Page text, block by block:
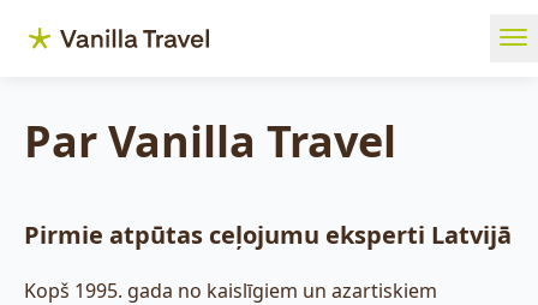
Par Vanilla Travel
Pirmie atpūtas ceļojumu eksperti Latvijā
Kopš 1995. gada no kaislīgiem un azartiskiem